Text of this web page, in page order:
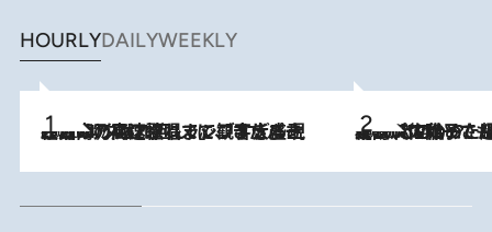
HOURLYDAILYWEEKLY
2026.8.7
「湘南乃風に憧れて」観客大盛上がりの“タオル回し”に、ラッパー顔負けの高速歌唱まで…さだまさし（74）のアグレッシブすぎる現在地 2026.8.5
【阿川佐和子さんの年とる力】なぜ70代で始めた趣味は“こんなに楽しい”のか？ ピアノ、俳句…スランプに陥っても続けられる“ある秘訣”とは